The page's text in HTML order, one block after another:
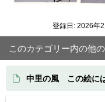
登録日: 2026年
このカテゴリー内の他
中里の風 この絵に